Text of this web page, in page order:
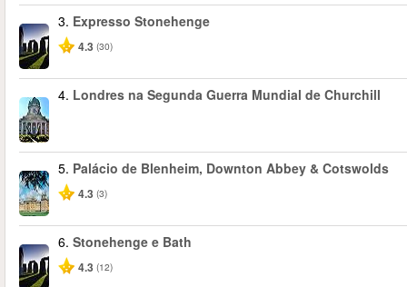
3. Expresso Stonehenge
4.3 (30)
4. Londres na Segunda Guerra Mundial de Churchill
5. Palácio de Blenheim, Downton Abbey & Cotswolds
4.3 (3)
6. Stonehenge e Bath
4.3 (12)